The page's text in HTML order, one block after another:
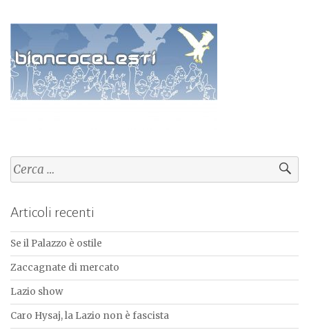
Ricerca
per:
Articoli recenti
Se il Palazzo è ostile
Zaccagnate di mercato
Lazio show
Caro Hysaj, la Lazio non è fascista